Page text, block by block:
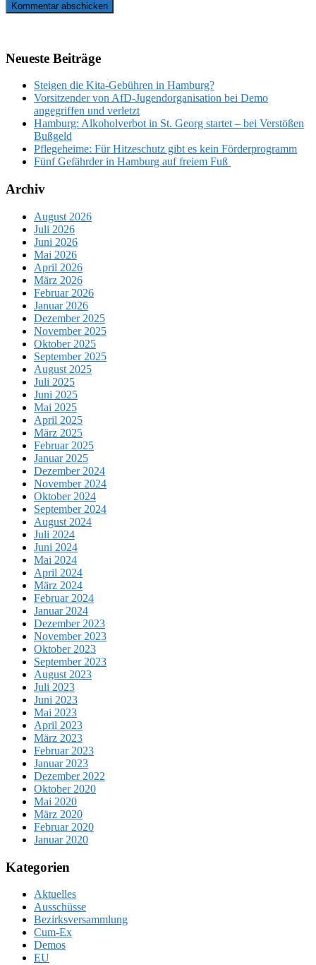
Neueste Beiträge
Steigen die Kita-Gebühren in Hamburg?
Vorsitzender von AfD-Jugendorganisation bei Demo
angegriffen und verletzt
Hamburg: Alkoholverbot in St. Georg startet – bei Verstößen
Bußgeld
Pflegeheime: Für Hitzeschutz gibt es kein Förderprogramm
Fünf Gefährder in Hamburg auf freiem Fuß
Archiv
August 2026
Juli 2026
Juni 2026
Mai 2026
April 2026
März 2026
Februar 2026
Januar 2026
Dezember 2025
November 2025
Oktober 2025
September 2025
August 2025
Juli 2025
Juni 2025
Mai 2025
April 2025
März 2025
Februar 2025
Januar 2025
Dezember 2024
November 2024
Oktober 2024
September 2024
August 2024
Juli 2024
Juni 2024
Mai 2024
April 2024
März 2024
Februar 2024
Januar 2024
Dezember 2023
November 2023
Oktober 2023
September 2023
August 2023
Juli 2023
Juni 2023
Mai 2023
April 2023
März 2023
Februar 2023
Januar 2023
Dezember 2022
Oktober 2020
Mai 2020
März 2020
Februar 2020
Januar 2020
Kategorien
Aktuelles
Ausschüsse
Bezirksversammlung
Cum-Ex
Demos
EU